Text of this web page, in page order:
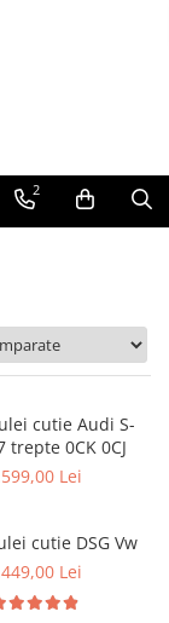
2
cutie Audi S-
trepte 0CK 0CJ
Lei
cutie DSG Vw
Lei